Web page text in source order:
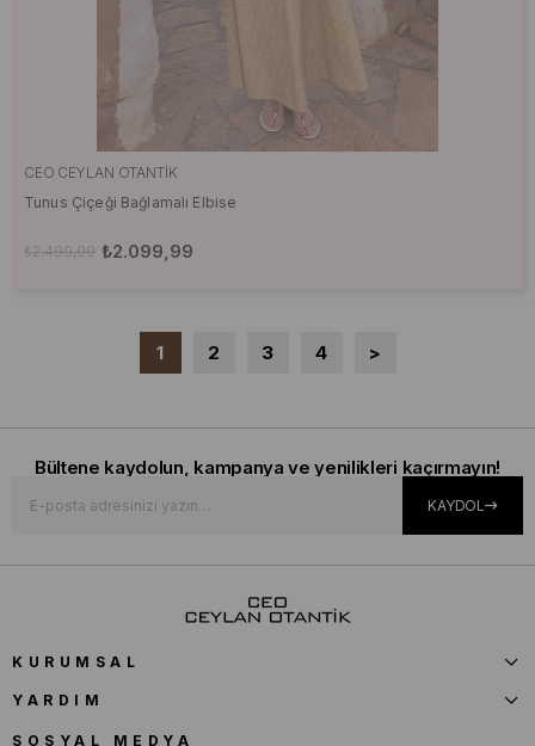
CEO CEYLAN OTANTIK
Tunus Çiçeği Bağlamalı Elbise
₺2.099,99
₺2.499,99
1 2 3 4 >
Bültene kaydolun, kampanya ve yenilikleri kaçırmayın!
KAYDOL
KURUMSAL
YARDIM
SOSYAL MEDYA